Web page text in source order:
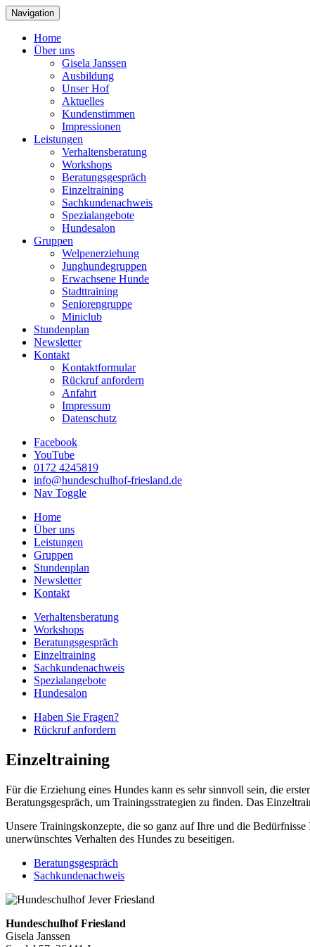
Navigation
Home
Über uns
Gisela Janssen
Ausbildung
Unser Hof
Aktuelles
Kundenstimmen
Impressionen
Leistungen
Verhaltensberatung
Workshops
Beratungsgespräch
Einzeltraining
Sachkundenachweis
Spezialangebote
Hundesalon
Gruppen
Welpenerziehung
Junghundegruppen
Erwachsene Hunde
Stadttraining
Seniorengruppe
Miniclub
Stundenplan
Newsletter
Kontakt
Kontaktformular
Rückruf anfordern
Anfahrt
Impressum
Datenschutz
Facebook
YouTube
0172 4245819
info@hundeschulhof-friesland.de
Nav Toggle
Home
Über uns
Leistungen
Gruppen
Stundenplan
Newsletter
Kontakt
Verhaltensberatung
Workshops
Beratungsgespräch
Einzeltraining
Sachkundenachweis
Spezialangebote
Hundesalon
Haben Sie Fragen?
Rückruf anfordern
Einzeltraining
Für die Erziehung eines Hundes kann es sehr sinnvoll sein, die
Beratungsgespräch, um Trainingsstrategien zu finden. Das
Unsere Trainingskonzepte, die so ganz auf Ihre und die
unerwünschtes Verhalten des Hundes zu beseitigen.
Beratungsgespräch
Sachkundenachweis
Hundeschulhof Friesland
Gisela Janssen